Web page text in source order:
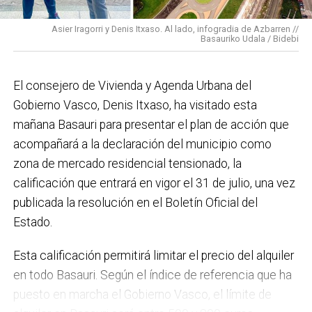
impulso para la creación de huertos urbanos,la
elaboración del Plan General de Actuación Energética,
el Plan de Acción contra el Ruido y la instalación de
régimen de autoconsumo, que hacen de Basauri un
municipio más sostenible y preparado para el futuro.
En ese sentido, estamos trabajando en acciones de
clima y energía, entre las que destacan el diseño de
una red de refugios climáticos, junto con un Plan de
Actuación ante Episodios de Altas Temperaturas,
como las que recientemente hemos sufrido.
proyecto de lanueva haurreskola que se construirá en
Sarratu, junto a Arizko Ikastola, y que es una apuesta
por la educación pública y un elemento más de apoyo
Asier Iragorri y Denis Itxaso. Al lado, infogradia de Azbarren //
Basauriko Udala / Bidebi
El consejero de Vivienda y Agenda Urbana del
Gobierno Vasco, Denis Itxaso, ha visitado esta
mañana Basauri para presentar el plan de acción que
acompañará a la declaración del municipio como
zona de mercado residencial tensionado, la
calificación que entrará en vigor el 31 de julio, una vez
publicada la resolución en el Boletín Oficial del
Estado.
Esta calificación permitirá limitar el precio del alquiler
en todo Basauri. Según el índice de referencia que ha
puesto en marcha el Gobierno Vasco, el límite de